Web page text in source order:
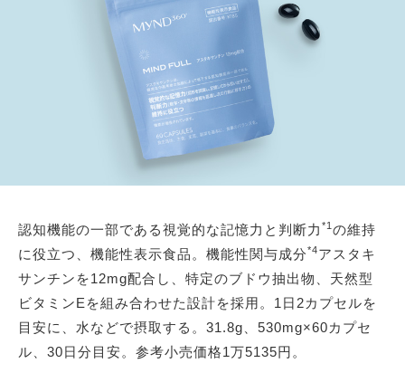
認知機能の一部である視覚的な記憶力と判断力 *1 の維持
に役立つ、機能性表示食品。機能性関与成分*4アスタキ
サンチンを12mg配合し、特定のブドウ抽出物、天然型
ビタミンEを組み合わせた設計を採用。1日2カプセルを
目安に、水などで摂取する。31.8g、530mg×60カプセ
ル、30日分目安。参考小売価格1万5135円。